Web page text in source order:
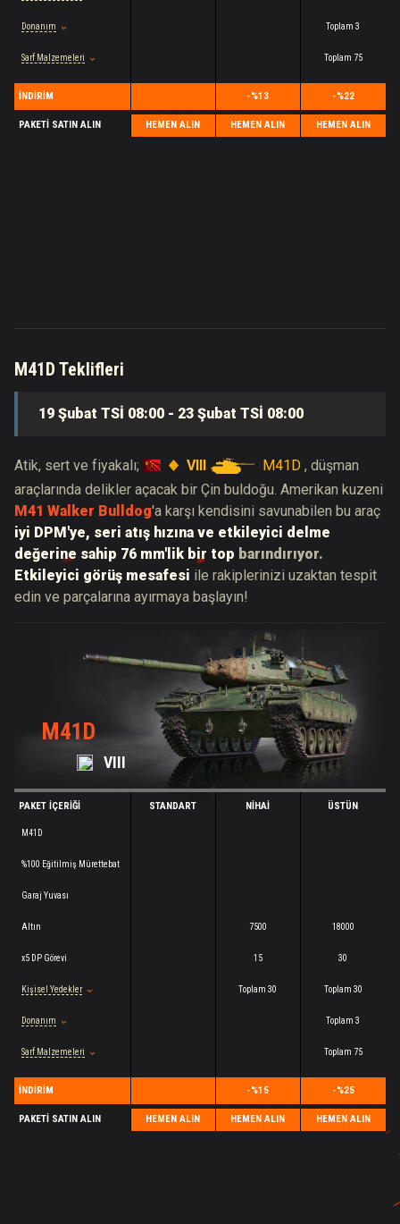
Donanım
Sarf Malzemeleri
İNDIRIM
PAKETI SATIN ALIN HEMEN ALIN
-%13
HEMEN ALIN
Toplam 3
Toplam 75
-%22
HEMEN ALIN
M41D Teklifleri
19 Şubat TSİ 08:00 - 23 Şubat TSİ 08:00
Atik, sert ve fiyakalı; VIII M41D , düşman
araçlarında delikler açacak bir Çin buldoğu. Amerikan kuzeni
M41 Walker Bulldog'a karşı kendisini savunabilen bu araç
iyi DPM'ye, seri atış hızına ve etkileyici delme
değerine sahip 76 mm'lik bir top barındırıyor.
Etkileyici görüş mesafesi ile rakiplerinizi uzaktan tespit
edin ve parçalarına ayırmaya başlayın!
M41D
VIII
PAKET İÇERIĞI
M41D
%100 Eğitilmiş Mürettebat
Garaj Yuvası
Altın
x5 DP Görevi
Kişisel Yedekler
Donanım
Sarf Malzemeleri
İNDIRIM
PAKETI SATIN ALIN
STANDART
HEMEN ALIN
NIHAI
7500
15
Toplam 30
-%15
HEMEN ALIN
ÜSTÜN
18000
30
Toplam 30
Toplam 3
Toplam 75
-%25
HEMEN ALIN